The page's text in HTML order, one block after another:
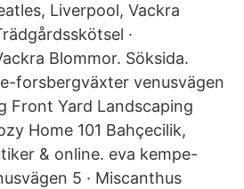
Liverpool, Vackra
·
Blommor. Söksida.
forsbergväxter venusvägen
Front Yard Landscaping
Home 101 Bahçecilik,
& online. eva kempe-
5 · Miscanthus